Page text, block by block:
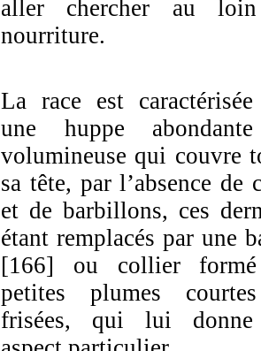
aller chercher au
nourriture.
La race est
une huppe
volumineuse qui couvre
sa tête, par l’absence de
et de barbillons, ces
étant remplacés par une
[166] ou collier
petites plumes
frisées, qui lui